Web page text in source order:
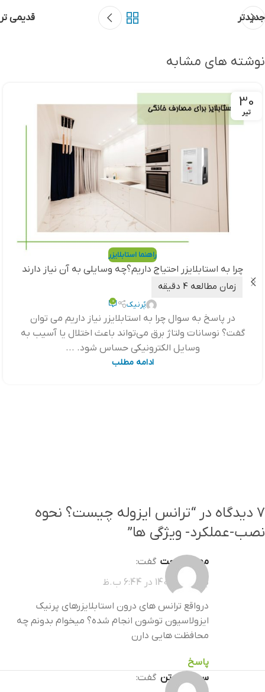
جدیدتر قدیمی تر
نوشته های مشابه
30
تیر
راهنما استابلایزر
چرا به استابلایزر احتیاج داریم؟چه وسایلی به آن نیاز دارند
پُرنیک 0
در پاسخ به سوال چرا به استابلایزر نیاز داریم می توان
گفت؟ نوسانات ولتاژ برق می‌تواند باعث اختلال یا آسیب به
وسایل الکترونیکی حساس شود. ...
ادامه مطلب
7 دیدگاه در “
ترانس ایزوله چیست؟ نحوه
نصب-عملکرد- ویژگی ها”
مهراد صنعت گفت:
بهمن 29, 1400 در 6:44 ب.ظ
درواقع ترانس های درون استابلایزرهای پرنیک
ایزولاسیون توشون انجام شده؟ میخوام بدونم چه
محافظت هایی دارن
پاسخ
سعید فروتن گفت: